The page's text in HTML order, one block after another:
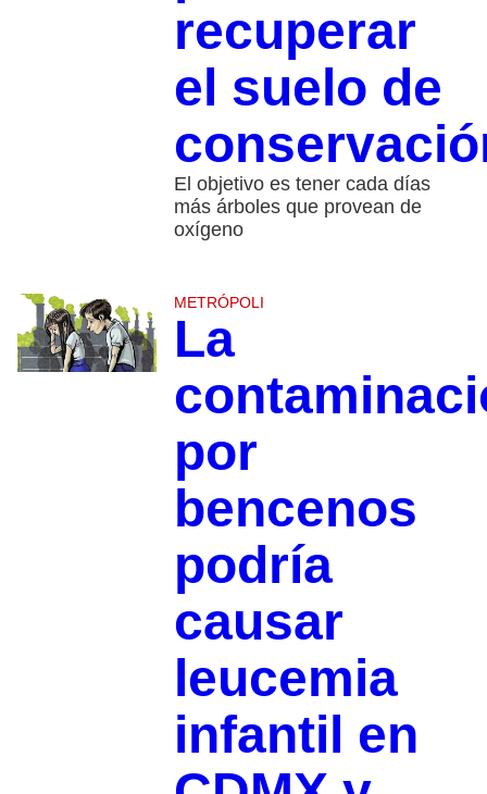
recuperar
el suelo de
El objetivo es tener cada días
más árboles que provean de
oxígeno
METRÓPOLI
La
por
bencenos
podría
causar
leucemia
infantil en